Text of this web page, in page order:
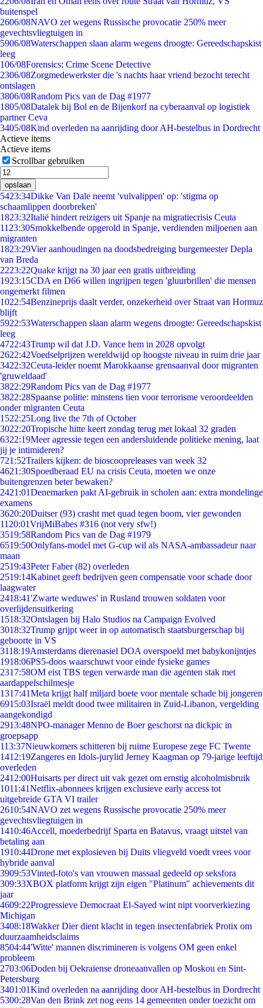
buitenspel
2606/08NAVO zet wegens Russische provocatie 250% meer
gevechtsvliegtuigen in
5906/08Waterschappen slaan alarm wegens droogte: Gereedschapskist
leeg
106/08Forensics: Crime Scene Detective
2306/08Zorgmedewerkster die 's nachts haar vriend bezocht terecht
ontslagen
3806/08Random Pics van de Dag #1977
1805/08Datalek bij Bol en de Bijenkorf na cyberaanval op logistiek
partner Ceva
3405/08Kind overleden na aanrijding door AH-bestelbus in Dordrecht
Actieve items
Actieve items
Scrollbar gebruiken
opslaan
5423:34Dikke Van Dale neemt 'vulvalippen' op: 'stigma op
schaamlippen doorbreken'
1823:32Italië hindert reizigers uit Spanje na migratiecrisis Ceuta
11 23:30Smokkelbende opgerold in Spanje, verdienden miljoenen aan
migranten
1823:29Vier aanhoudingen na doodsbedreiging burgemeester Depla
van Breda
2223:22Quake krijgt na 30 jaar een gratis uitbreiding
1923:15CDA en D66 willen ingrijpen tegen 'gluurbrillen' die mensen
ongemerkt filmen
1022:54Benzineprijs daalt verder, onzekerheid over Straat van Hormuz
blijft
5922:53Waterschappen slaan alarm wegens droogte: Gereedschapskist
leeg
4722:43Trump wil dat J.D. Vance hem in 2028 opvolgt
2622:42Voedselprijzen wereldwijd op hoogste niveau in ruim drie jaar
3422:32Ceuta-leider noemt Marokkaanse grensaanval door migranten
'gruweldaad'
3822:29Random Pics van de Dag #1977
3822:28Spaanse politie: minstens tien voor terrorisme veroordeelden
onder migranten Ceuta
1522:25Long live the 7th of October
3022:20Tropische hitte keert zondag terug met lokaal 32 graden
6322:19Meer agressie tegen een andersluidende politieke mening, laat
jij je intimideren?
721:52Trailers kijken: de bioscoopreleases van week 32
4621:30Spoedberaad EU na crisis Ceuta, moeten we onze
buitengrenzen beter bewaken?
2421:01Denemarken pakt AI-gebruik in scholen aan: extra mondelinge
examens
3620:20Duitser (93) crasht met quad tegen boom, vier gewonden
11 20:01VrijMiBabes #316 (not very sfw!)
3519:58Random Pics van de Dag #1979
6519:50Onlyfans-model met G-cup wil als NASA-ambassadeur naar
maan
2519:43Peter Faber (82) overleden
2519:14Kabinet geeft bedrijven geen compensatie voor schade door
laagwater
2418:41'Zwarte weduwes' in Rusland trouwen soldaten voor
overlijdensuitkering
1518:32Ontslagen bij Halo Studios na Campaign Evolved
3018:32Trump grijpt weer in op automatisch staatsburgerschap bij
geboorte in VS
3118:19Amsterdams dierenasiel DOA overspoeld met babykonijntjes
1918:06PS5-doos waarschuwt voor einde fysieke games
2317:58OM eist TBS tegen verwarde man die agenten stak met
aardappelschilmesje
1317:41Meta krijgt half miljard boete voor mentale schade bij jongeren
6915:03Israël meldt dood twee militairen in Zuid-Libanon, vergelding
aangekondigd
2913:48NPO-manager Menno de Boer geschorst na dickpic in
groepsapp
113:37Nieuwkomers schitteren bij ruime Europese zege FC Twente
1412:19Zangeres en Idols-jurylid Jerney Kaagman op 79-jarige leeftijd
overleden
2412:00Huisarts per direct uit vak gezet om ernstig alcoholmisbruik
1011:41Netflix-abonnees krijgen exclusieve early access tot
uitgebreide GTA VI trailer
2610:54NAVO zet wegens Russische provocatie 250% meer
gevechtsvliegtuigen in
1410:46Accell, moederbedrijf Sparta en Batavus, vraagt uitstel van
betaling aan
1910:44Drone met explosieven bij Duits vliegveld voedt vrees voor
hybride aanval
3909:53Vinted-foto's van vrouwen massaal gedeeld op seksfora
309:33XBOX platform krijgt zijn eigen "Platinum" achievements dit
jaar
4609:22Progressieve Democraat El-Sayed wint nipt voorverkiezing
Michigan
3408:18Wakker Dier dient klacht in tegen insectenfabriek Protix om
duurzaamheidsclaims
8504:44'Witte' mannen discrimineren is volgens OM geen enkel
probleem
2703:06Doden bij Oekraïense droneaanvallen op Moskou en Sint-
Petersburg
3401:01Kind overleden na aanrijding door AH-bestelbus in Dordrecht
5300:28Van den Brink zet nog eens 14 gemeenten onder toezicht om